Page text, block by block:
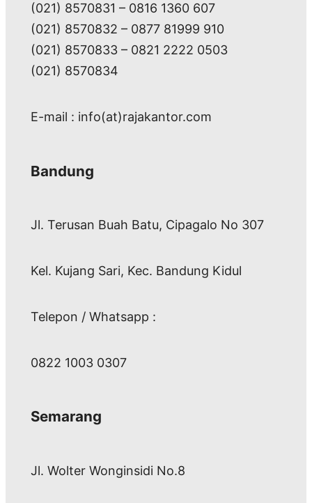
(021) 8570831 – 0816 1360 607
(021) 8570832 – 0877 81999 910
(021) 8570833 – 0821 2222 0503
(021) 8570834
E-mail : info(at)rajakantor.com
Bandung
Jl. Terusan Buah Batu, Cipagalo No 307
Kel. Kujang Sari, Kec. Bandung Kidul
Telepon / Whatsapp :
0822 1003 0307
Semarang
Jl. Wolter Wonginsidi No.8